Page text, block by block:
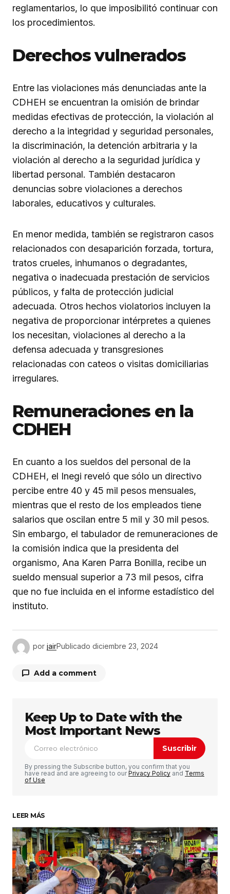
reglamentarios, lo que imposibilitó continuar con
los procedimientos.
Derechos vulnerados
Entre las violaciones más denunciadas ante la
CDHEH se encuentran la omisión de brindar
medidas efectivas de protección, la violación al
derecho a la integridad y seguridad personales,
la discriminación, la detención arbitraria y la
violación al derecho a la seguridad jurídica y
libertad personal. También destacaron
denuncias sobre violaciones a derechos
laborales, educativos y culturales.
En menor medida, también se registraron casos
relacionados con desaparición forzada, tortura,
tratos crueles, inhumanos o degradantes,
negativa o inadecuada prestación de servicios
públicos, y falta de protección judicial
adecuada. Otros hechos violatorios incluyen la
negativa de proporcionar intérpretes a quienes
los necesitan, violaciones al derecho a la
defensa adecuada y transgresiones
relacionadas con cateos o visitas domiciliarias
irregulares.
Remuneraciones en la
CDHEH
En cuanto a los sueldos del personal de la
CDHEH, el Inegi reveló que sólo un directivo
percibe entre 40 y 45 mil pesos mensuales,
mientras que el resto de los empleados tiene
salarios que oscilan entre 5 mil y 30 mil pesos.
Sin embargo, el tabulador de remuneraciones de
la comisión indica que la presidenta del
organismo, Ana Karen Parra Bonilla, recibe un
sueldo mensual superior a 73 mil pesos, cifra
que no fue incluida en el informe estadístico del
instituto.
por jairPublicado diciembre 23, 2024
Add a comment
Tu dirección de correo electrónico no será
publicada. Los campos obligatorios están
marcados con*
Comentario *
Su nombre*
Tu correo electrónico*
Guardar mi nombre, correo electrónico y sitio
Keep Up to Date with the
Most Important News
Suscribir
By pressing the Subscribe button, you confirm that you
have read and are agreeing to ourPrivacy Policy and Terms
of Use
LEER MÁS